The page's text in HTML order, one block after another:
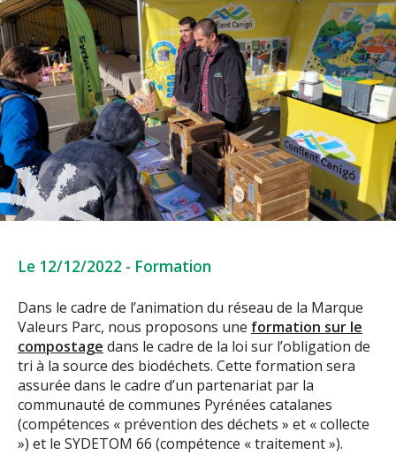
Le 12/12/2022 - Formation
Dans le cadre de l’animation du réseau de la Marque
Valeurs Parc, nous proposons une formation sur le
compostage dans le cadre de la loi sur l’obligation de
tri à la source des biodéchets. Cette formation sera
assurée dans le cadre d’un partenariat par la
communauté de communes Pyrénées catalanes
(compétences « prévention des déchets » et « collecte
») et le SYDETOM 66 (compétence « traitement »).